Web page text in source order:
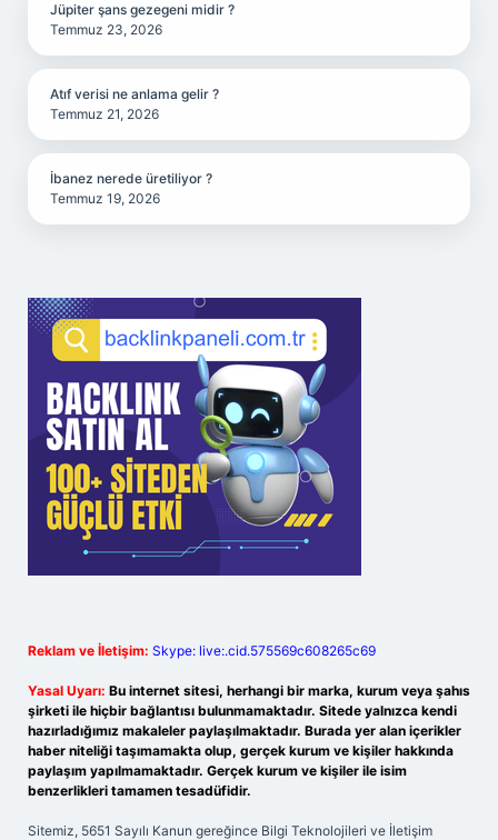
Jüpiter şans gezegeni midir ?
Temmuz 23, 2026
Atıf verisi ne anlama gelir ?
Temmuz 21, 2026
İbanez nerede üretiliyor ?
Temmuz 19, 2026
Reklam ve İletişim: Skype: live:.cid.575569c608265c69
Yasal Uyarı: Bu internet sitesi, herhangi bir marka, kurum veya şahıs
şirketi ile hiçbir bağlantısı bulunmamaktadır. Sitede yalnızca kendi
hazırladığımız makaleler paylaşılmaktadır. Burada yer alan içerikler
haber niteliği taşımamakta olup, gerçek kurum ve kişiler hakkında
paylaşım yapılmamaktadır. Gerçek kurum ve kişiler ile isim
benzerlikleri tamamen tesadüfidir.
Sitemiz, 5651 Sayılı Kanun gereğince Bilgi Teknolojileri ve İletişim